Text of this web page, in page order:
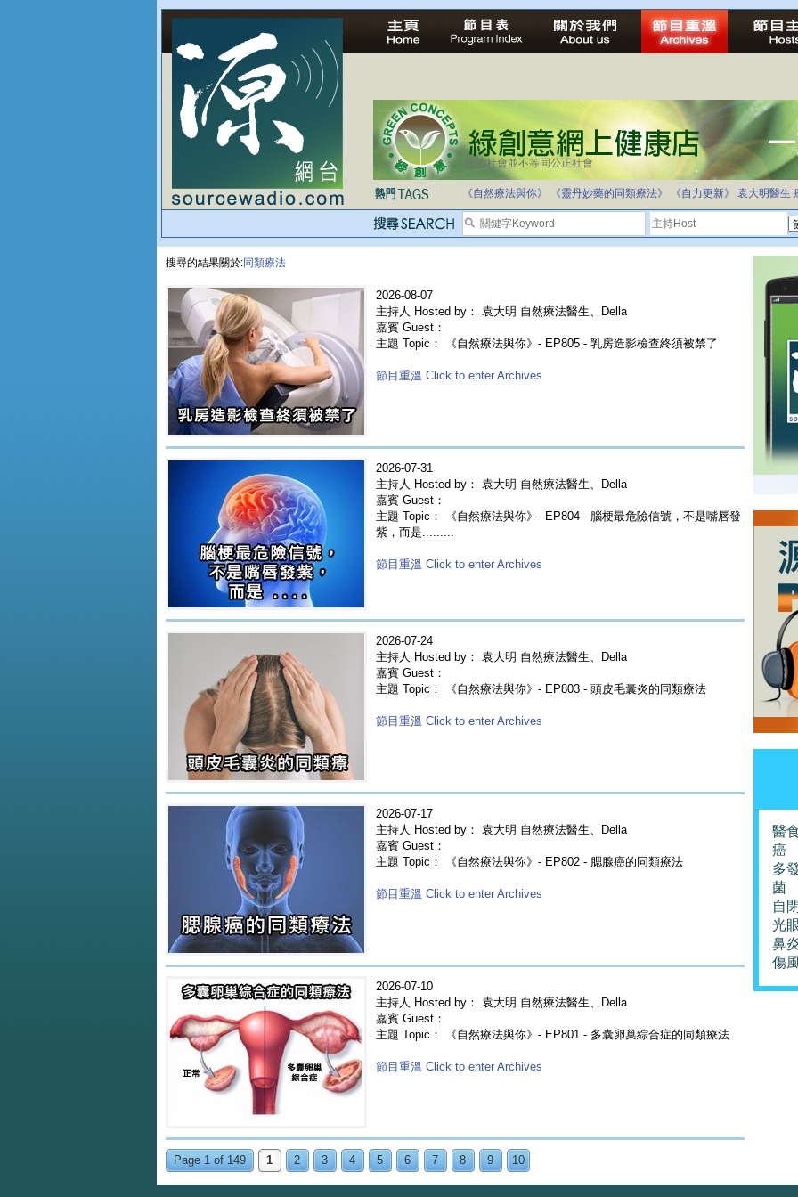
法治社會並不等同公正社會
自家教育合法化-推動多元化教育，全民學卷制
《自然療法與你》
《靈丹妙藥的同類療法》 《自力更新》 袁大明醫生
搜尋的結果關於:同類療法
2026-08-07
主持人 Hosted by： 袁大明 自然療法醫生、Della
嘉賓 Guest：
主題 Topic： 《自然療法與你》- EP805 - 乳房造影檢查終須被禁了
節目重溫 Click to enter Archives
2026-07-31
主持人 Hosted by： 袁大明 自然療法醫生、Della
嘉賓 Guest：
主題 Topic： 《自然療法與你》- EP804 - 腦梗最危險信號，不是嘴唇發
紫，而是.........
節目重溫 Click to enter Archives
2026-07-24
主持人 Hosted by： 袁大明 自然療法醫生、Della
嘉賓 Guest：
主題 Topic： 《自然療法與你》- EP803 - 頭皮毛囊炎的同類療法
節目重溫 Click to enter Archives
2026-07-17
主持人 Hosted by： 袁大明 自然療法醫生、Della
嘉賓 Guest：
主題 Topic： 《自然療法與你》- EP802 - 腮腺癌的同類療法
節目重溫 Click to enter Archives
2026-07-10
主持人 Hosted by： 袁大明 自然療法醫生、Della
嘉賓 Guest：
主題 Topic： 《自然療法與你》- EP801 - 多囊卵巢綜合症的同類療法
節目重溫 Click to enter Archives
Page 1 of 149 1 2 3 4 5 6 7 8 9 10
醫
癌
多
菌
自
光
鼻
傷